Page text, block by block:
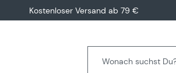
Kostenloser Versand ab 79 €